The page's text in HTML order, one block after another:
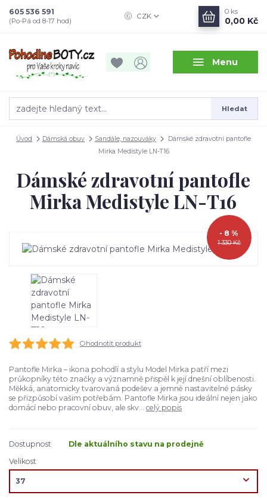
Menu
CZK
Hledat
605 536 591
(Po-Pá od 8-17 hod)
0 ks
0,00 Kč
Úvod Dámská obuv Sandále, nazouváky
Dámské zdravotní pantofle
Mirka Medistyle LN-T16
Dámské zdravotní pantofle
Mirka Medistyle LN-T16
1 330 Kč
- 8 %
Ohodnotit produkt
Pantofle Mirka – ikona pohodlí a stylu Model Mirka patří mezi
průkopníky této značky a významně přispěl k její dnešní oblíbenosti.
Měkká, anatomicky tvarovaná podešev a jemné nastavitelné pásky
se přizpůsobí vašim potřebám. Pantofle Mirka jsou ideální nejen jako
domácí nebo pracovní obuv, ale skv... celý popis
Dostupnost
Dle aktuálního stavu na prodejně
Velikost